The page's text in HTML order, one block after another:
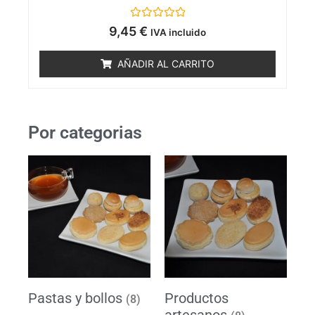
V
a
r
a
0
e
9,45€ IVA incluido
AÑADIR AL CARRITO
Por categorias
Pastas y bollos (8)
Productos